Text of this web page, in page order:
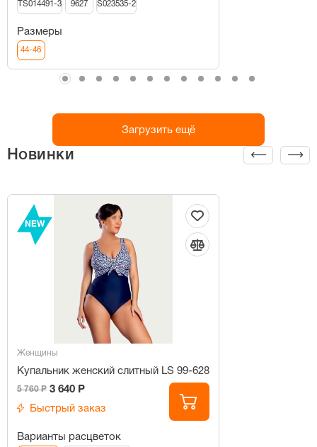
TS014491-3 9627 S023535-2
Размеры
44-46
Загрузить ещё
Новинки
NEW
Женщины
Купальник женский слитный LS 99-628
5 760 Р 3 640 Р
Быстрый заказ
Варианты расцветок